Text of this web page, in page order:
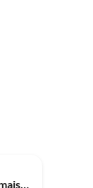
Parc de vacances Numéro de maison: DMS02135-FYC